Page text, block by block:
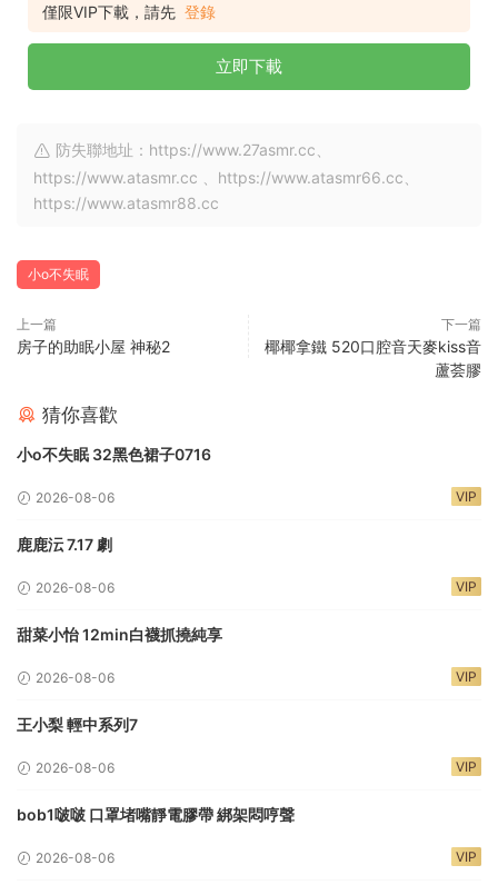
僅限VIP下載，請先 登錄
立即下載
防失聯地址：https://www.27asmr.cc、
https://www.atasmr.cc 、https://www.atasmr66.cc、
https://www.atasmr88.cc
小o不失眠
上一篇
房子的助眠小屋 神秘2
下一篇
椰椰拿鐵 520口腔音天麥kiss音
蘆荟膠
猜你喜歡
小o不失眠 32黑色裙子0716
2026-08-06 VIP
鹿鹿沄 7.17 劇
2026-08-06 VIP
甜菜小怡 12min白襪抓撓純享
2026-08-06 VIP
王小梨 輕中系列7
2026-08-06 VIP
bob1啵啵 口罩堵嘴靜電膠帶 綁架悶哼聲
2026-08-06 VIP